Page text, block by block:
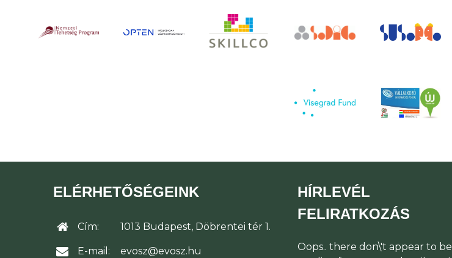
ELÉRHETŐSÉGEINK
Cím: 1013 Budapest, Döbrentei tér 1.
E-mail: evosz@evosz.hu
HÍRLEVÉL
FELIRATKOZÁS
Oops.. there don\'t appear to be